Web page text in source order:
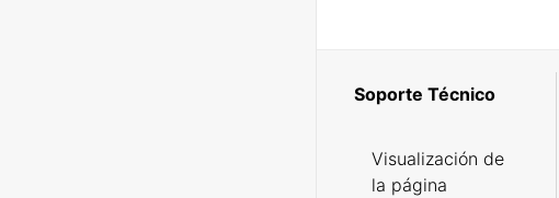
Soporte Técnico
Visualización de
la página